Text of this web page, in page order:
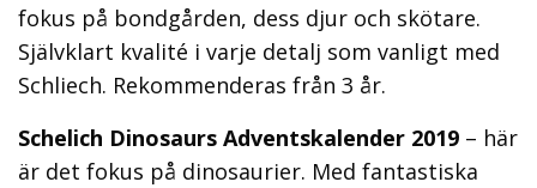
fokus på bondgården, dess djur och skötare.
Självklart kvalité i varje detalj som vanligt med
Schliech. Rekommenderas från 3 år.
Schelich Dinosaurs Adventskalender 2019 – här
är det fokus på dinosaurier. Med fantastiska